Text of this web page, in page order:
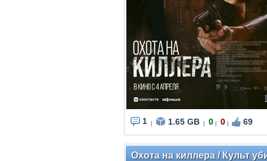
1 1.65 GB 0 0 69
Охота на киллера / Культ